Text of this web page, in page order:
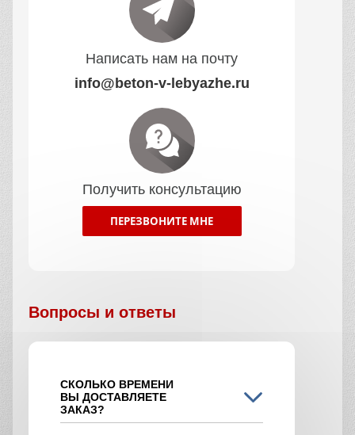
Написать нам на почту
info@beton-v-lebyazhe.ru
Получить консультацию
ПЕРЕЗВОНИТЕ МНЕ
Вопросы и ответы
СКОЛЬКО ВРЕМЕНИ
ВЫ ДОСТАВЛЯЕТЕ
ЗАКАЗ?